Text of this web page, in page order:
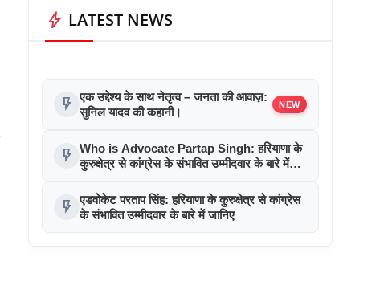
bolt LATEST NEWS
flash_on एक उद्देश्य के साथ नेतृत्व – जनता की आवाज़:
सुनिल यादव की कहानी।
NEW
flash_on Who is Advocate Partap Singh: हरियाणा के
कुरुक्षेत्र से कांग्रेस के संभावित उम्मीदवार के बारे में
flash_on एडवोकेट परताप सिंह: हरियाणा के कुरुक्षेत्र से कांग्रेस
के संभावित उम्मीदवार के बारे में जानिए